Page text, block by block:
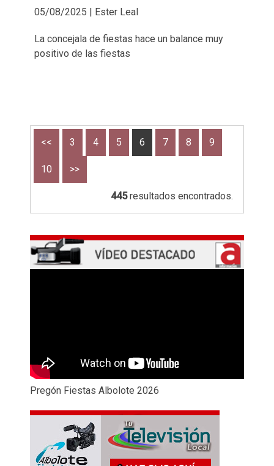
05/08/2025 | Ester Leal
La concejala de fiestas hace un balance muy
positivo de las fiestas
<< 3 4 5 6 7 8 9
10 >>
445resultados encontrados.
Pregón Fiestas Albolote 2026